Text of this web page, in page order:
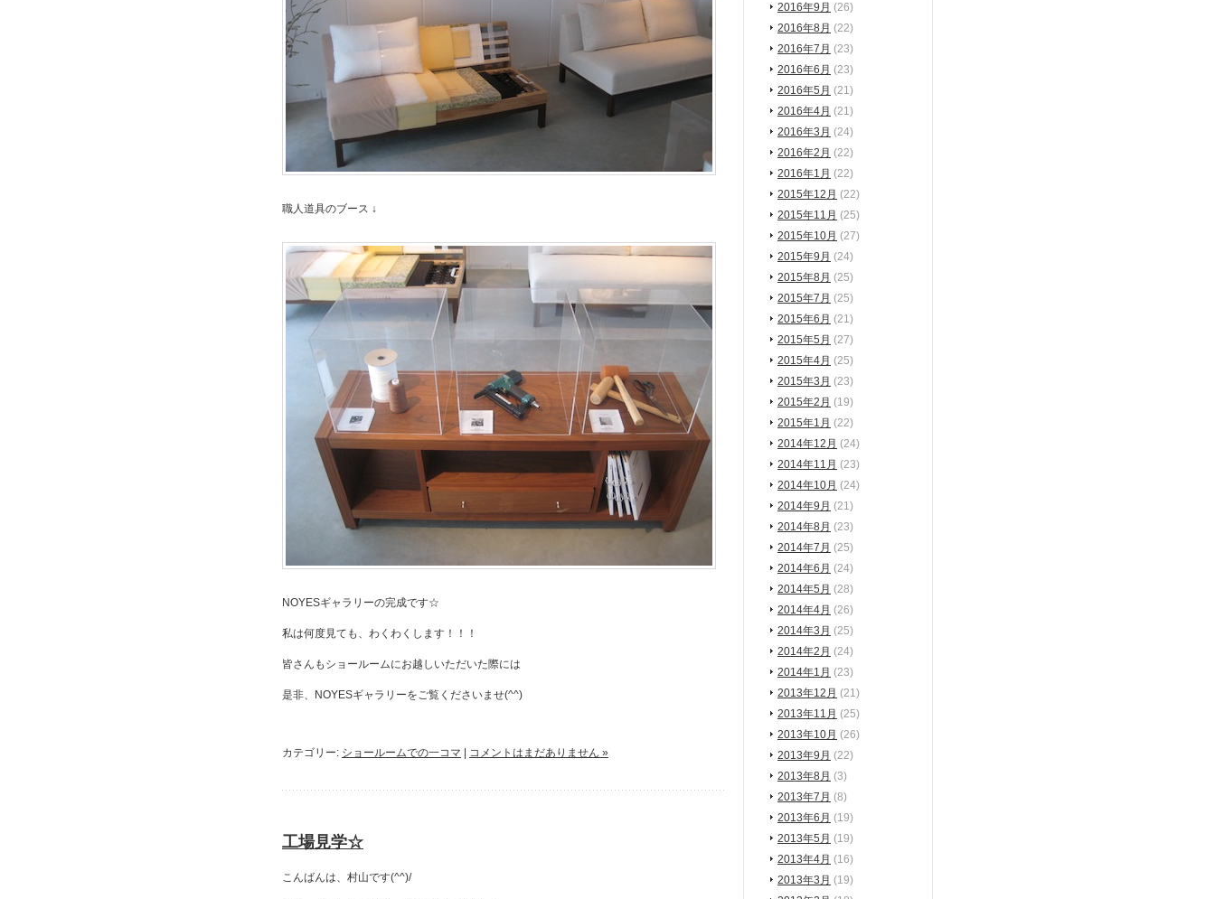
職人道具のブース ↓
NOYESギャラリーの完成です☆
私は何度見ても、わくわくします！！！
皆さんもショールームにお越しいただいた際には
是非、NOYESギャラリーをご覧くださいませ(^^)
カテゴリー: ショールームでの一コマ コメントはまだありません »
工場見学☆
こんばんは、村山です(^^)/
2016年9月 (26)
2016年8月 (22)
2016年7月 (23)
2016年6月 (23)
2016年5月 (21)
2016年4月 (21)
2016年3月 (24)
2016年2月 (22)
2016年1月 (22)
2015年12月 (22)
2015年11月 (25)
2015年10月 (27)
2015年9月 (24)
2015年8月 (25)
2015年7月 (25)
2015年6月 (21)
2015年5月 (27)
2015年4月 (25)
2015年3月 (23)
2015年2月 (19)
2015年1月 (22)
2014年12月 (24)
2014年11月 (23)
2014年10月 (24)
2014年9月 (21)
2014年8月 (23)
2014年7月 (25)
2014年6月 (24)
2014年5月 (28)
2014年4月 (26)
2014年3月 (25)
2014年2月 (24)
2014年1月 (23)
2013年12月 (21)
2013年11月 (25)
2013年10月 (26)
2013年9月 (22)
2013年8月 (3)
2013年7月 (8)
2013年6月 (19)
2013年5月 (19)
2013年4月 (16)
2013年3月 (19)